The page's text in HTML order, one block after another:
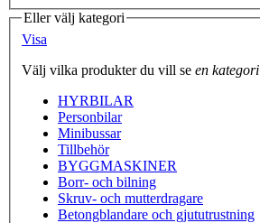
Eller välj kategori
Visa
Välj vilka produkter du vill se en kategori
HYRBILAR
Personbilar
Minibussar
Tillbehör
BYGGMASKINER
Borr- och bilning
Skruv- och mutterdragare
Betongblandare och gjututrustning